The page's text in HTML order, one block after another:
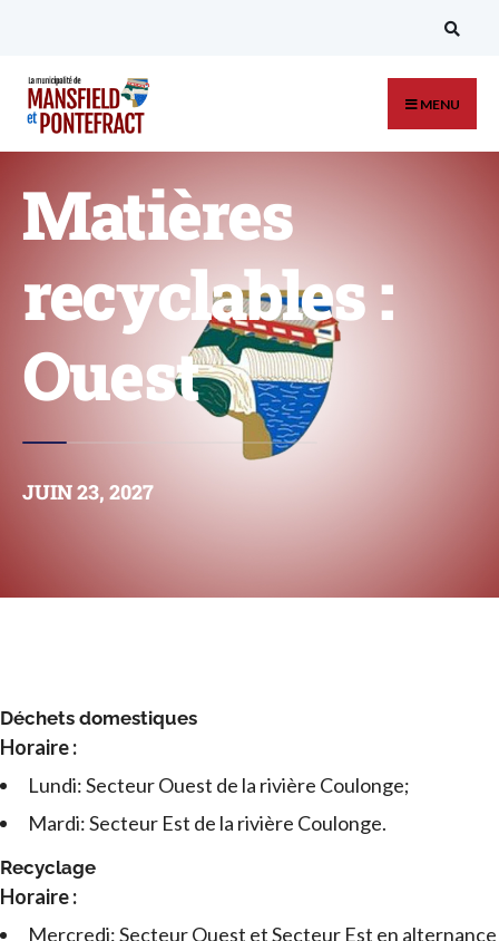
MENU
Matières
recyclables :
Ouest
JUIN 23, 2027
Déchets domestiques
Horaire :
Lundi: Secteur Ouest de la rivière Coulonge;
Mardi: Secteur Est de la rivière Coulonge.
Recyclage
Horaire :
Mercredi: Secteur Ouest et Secteur Est en alternance